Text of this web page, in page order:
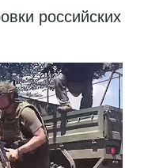
российских